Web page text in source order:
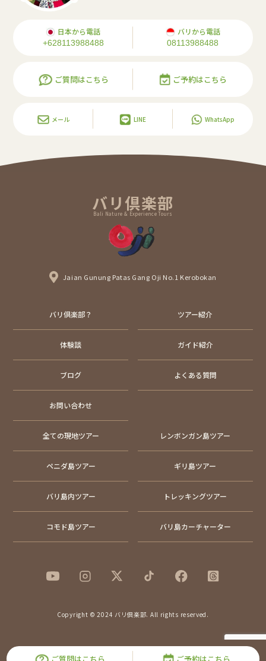
日本から電話
+628113988488
バリから電話
08113988488
ご質問はこちら ご予約はこちら
メール LINE WhatsApp
バリ倶楽部
Bali Nature & Experience Tours
Jaian Gunung Patas Gang Oji No.1 Kerobokan
バリ倶楽部？ ツアー紹介
体験談 ガイド紹介
ブログ よくある質問
お問い合わせ
全ての現地ツアー レンボンガン島ツアー
ペニダ島ツアー ギリ島ツアー
バリ島内ツアー トレッキングツアー
コモド島ツアー バリ島カーチャーター
Copyright © 2024 バリ倶楽部. All rights reserved.